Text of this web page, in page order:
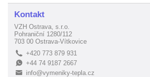
Kontakt
VZH Ostrava, s.r.o.
Pohraniční 1280/112
703 00 Ostrava-Vítkovice
L +420 773 879 931
E+44 74 9187 2667
B
info@vymeniky-tepla.cz